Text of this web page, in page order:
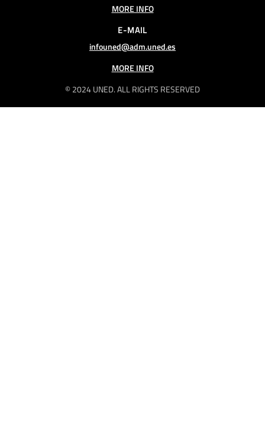
© 2024 UNED. ALL RIGHTS RESERVED
MORE INFO
E-MAIL
infouned@adm.uned.es
MORE INFO